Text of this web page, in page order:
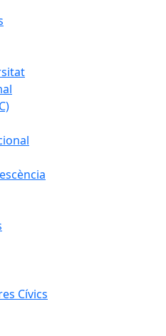
Cívics